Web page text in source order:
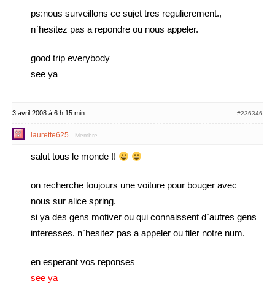
ps:nous surveillons ce sujet tres regulierement.,
n`hesitez pas a repondre ou nous appeler.
good trip everybody
see ya
3 avril 2008 à 6 h 15 min #236346
laurette625 Membre
salut tous le monde !!
on recherche toujours une voiture pour bouger avec
nous sur alice spring.
si ya des gens motiver ou qui connaissent d`autres gens
interesses. n`hesitez pas a appeler ou filer notre num.
en esperant vos reponses
see ya